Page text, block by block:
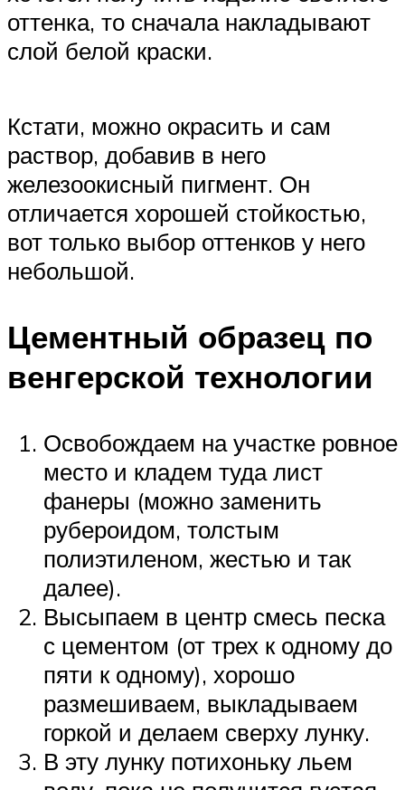
оттенка, то сначала накладывают
слой белой краски.
Кстати, можно окрасить и сам
раствор, добавив в него
железоокисный пигмент. Он
отличается хорошей стойкостью,
вот только выбор оттенков у него
небольшой.
Цементный образец по
венгерской технологии
Освобождаем на участке ровное
место и кладем туда лист
фанеры (можно заменить
рубероидом, толстым
полиэтиленом, жестью и так
далее).
Высыпаем в центр смесь песка
с цементом (от трех к одному до
пяти к одному), хорошо
размешиваем, выкладываем
горкой и делаем сверху лунку.
В эту лунку потихоньку льем